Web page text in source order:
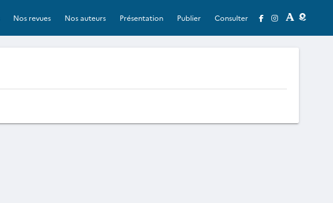
Nos revues Nos auteurs Présentation Publier Consulter